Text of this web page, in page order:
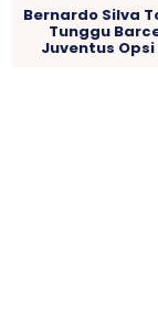
Bernardo Silva
Tunggu
Juventus Opsi